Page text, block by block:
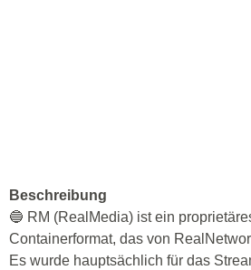
Beschreibung
🔵 RM (RealMedia) ist ein
Containerformat, das von
Es wurde hauptsächlich für das